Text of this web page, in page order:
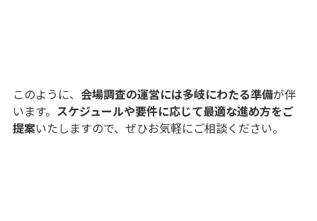
このように、 会場調査の運営には多岐にわたる準備が伴
います。 スケジュールや要件に応じて最適な進め方をご
提案いたしますので、ぜひお気軽にご相談ください。